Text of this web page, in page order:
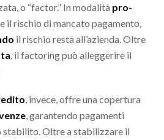
o “factor.” In modalità pro-
il rischio di mancato pagamento,
il rischio resta all’azienda. Oltre
, il factoring può alleggerire il
, invece, offre una copertura
, garantendo pagamenti
stabilito. Oltre a stabilizzare il